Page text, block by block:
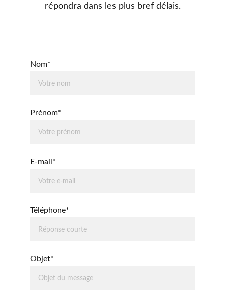
répondra dans les plus bref délais.
Nom*
Prénom*
E-mail*
Téléphone*
Objet*